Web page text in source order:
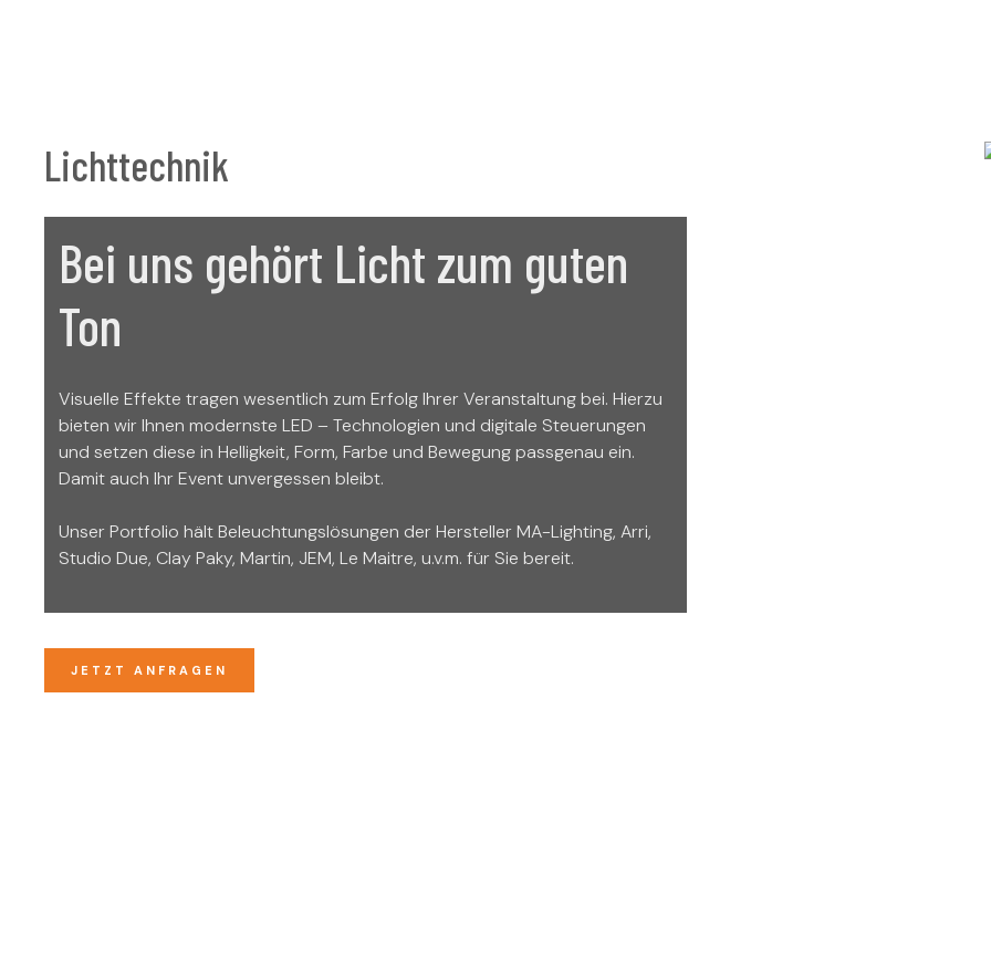
Lichttechnik
Bei uns gehört Licht zum guten
Ton
Visuelle Effekte tragen wesentlich zum Erfolg Ihrer Veranstaltung bei. Hierzu
bieten wir Ihnen modernste LED – Technologien und digitale Steuerungen
und setzen diese in Helligkeit, Form, Farbe und Bewegung passgenau ein.
Damit auch Ihr Event unvergessen bleibt.
Unser Portfolio hält Beleuchtungslösungen der Hersteller MA-Lighting, Arri,
Studio Due, Clay Paky, Martin, JEM, Le Maitre, u.v.m. für Sie bereit.
JETZT ANFRAGEN